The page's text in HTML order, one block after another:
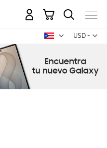
USD -
dólar
Mi carrito